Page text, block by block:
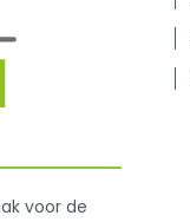
voor de